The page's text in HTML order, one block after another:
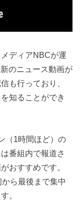
ディアNBCが運
のニュース動画が
も行っており、
知ることができ
（1時間ほど）の
番組内で報道さ
おすすめです。
ら最後まで集中
。